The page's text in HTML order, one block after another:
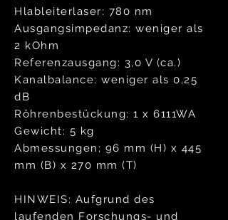
Hlableiterlaser: 780 nm
Ausgangsimpedanz: weniger als
2 kOhm
Referenzausgang: 3,0 V (ca.)
Kanalbalance: weniger als 0,25
dB
Röhrenbestückung: 1 x 6111WA
Gewicht: 5 kg
Abmessungen; 96 mm (H) x 445
mm (B) x 270 mm (T)
HINWEIS: Aufgrund des
laufenden Forschungs- und